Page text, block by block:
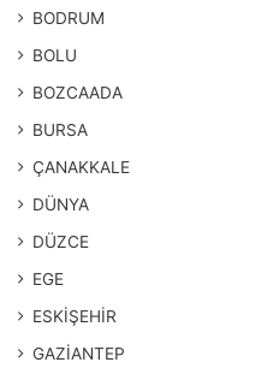
BODRUM
BOLU
BOZCAADA
BURSA
ÇANAKKALE
DÜNYA
DÜZCE
EGE
ESKİŞEHİR
GAZİANTEP